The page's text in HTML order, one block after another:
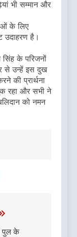
भी सम्मान और
के लिए
उदाहरण है।
सिंह के परिजनों
से उन्हें इस दुख
की प्रार्थना
रहा और सभी ने
को नमन
पुल के